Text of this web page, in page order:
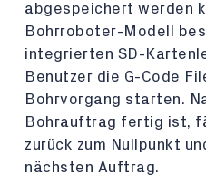
abgespeichert werden
Bohrroboter-Modell
integrierten SD-
Benutzer die G-Code
Bohrvorgang starten.
Bohrauftrag fertig ist,
zurück zum Nullpunkt
nächsten Auftrag.